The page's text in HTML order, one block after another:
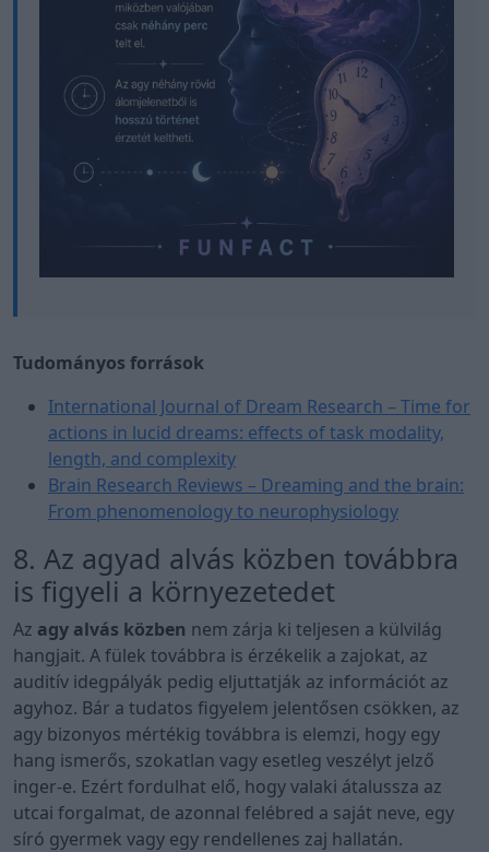
Tudományos források
International Journal of Dream Research – Time for
actions in lucid dreams: effects of task modality,
length, and complexity
Brain Research Reviews – Dreaming and the brain:
From phenomenology to neurophysiology
8. Az agyad alvás közben továbbra
is figyeli a környezetedet
Az agy alvás közben nem zárja ki teljesen a külvilág
hangjait. A fülek továbbra is érzékelik a zajokat, az
auditív idegpályák pedig eljuttatják az információt az
agyhoz. Bár a tudatos figyelem jelentősen csökken, az
agy bizonyos mértékig továbbra is elemzi, hogy egy
hang ismerős, szokatlan vagy esetleg veszélyt jelző
inger-e. Ezért fordulhat elő, hogy valaki átalussza az
utcai forgalmat, de azonnal felébred a saját neve, egy
síró gyermek vagy egy rendellenes zaj hallatán.